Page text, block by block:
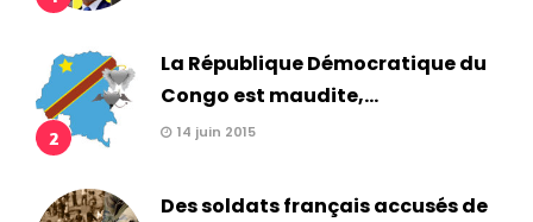
2
La République Démocratique du
Congo est maudite,...
14 juin 2015
Des soldats français accusés de